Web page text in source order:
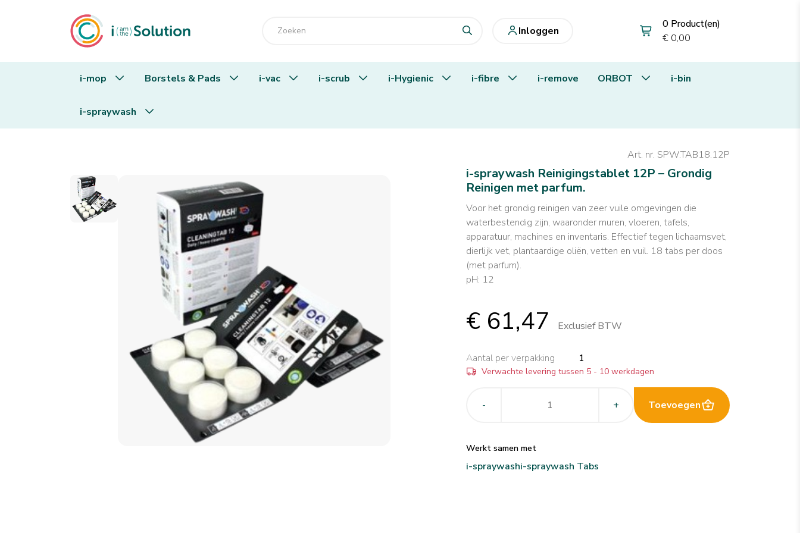
Inloggen
0 Product(en)
€ 0,00
i-mop Borstels & Pads i-vac i-scrub i-Hygienic i-fibre i-remove ORBOT i-bin
i-spraywash
i-spraywash Reinigingstablet 12P – Grondig Reinigen met parfum.
Art. nr. SPW.TAB18.12P
i-spraywash Reinigingstablet 12P – Grondig
Reinigen met parfum.
Voor het grondig reinigen van zeer vuile omgevingen die
waterbestendig zijn, waaronder muren, vloeren, tafels,
apparatuur, machines en inventaris. Effectief tegen lichaamsvet,
dierlijk vet, plantaardige oliën, vetten en vuil. 18 tabs per doos
(met parfum).
pH: 12
€ 61,47 Exclusief BTW
Aantal per verpakking 1
Verwachte levering tussen 5 - 10 werkdagen
- + Toevoegen
Werkt samen met
i-spraywashi-spraywash Tabs